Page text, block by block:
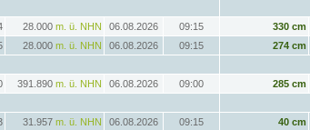
28.000 m. ü. NHN 06.08.2026 09:15 330 cm
28.000 m. ü. NHN 06.08.2026 09:15 274 cm
391.890 m. ü. NHN 06.08.2026 09:00 285 cm
31.957 m. ü. NHN 06.08.2026 09:15 40 cm